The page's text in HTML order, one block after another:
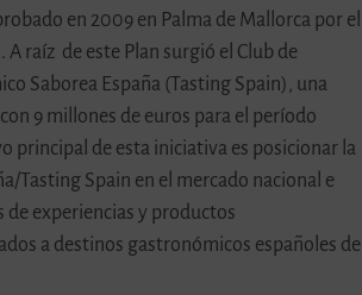
en 2009 en Palma de Mallorca por el
raíz de este Plan surgió el Club de
Saborea España (Tasting Spain), una
9 millones de euros para el período
principal de esta iniciativa es posicionar la
Tasting Spain en el mercado nacional e
experiencias y productos
a destinos gastronómicos españoles de